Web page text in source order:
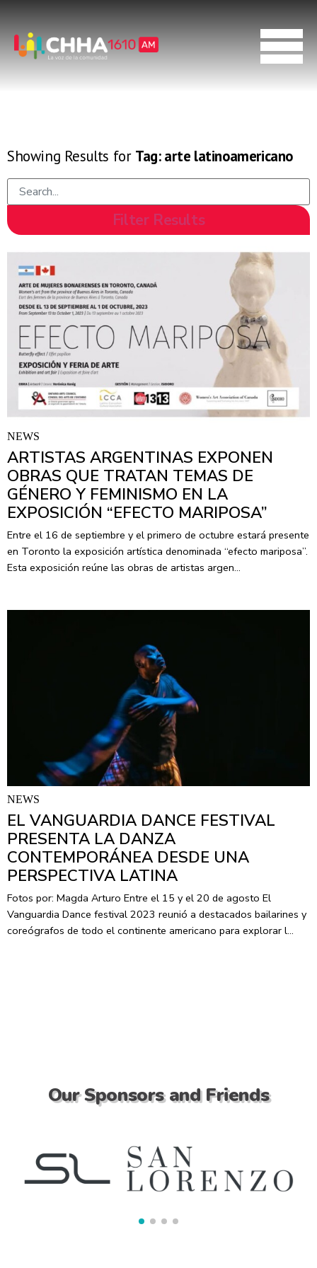
Showing Results for Tag:arte latinoamericano
NEWS
ARTISTAS ARGENTINAS EXPONEN
OBRAS QUE TRATAN TEMAS DE
GÉNERO Y FEMINISMO EN LA
EXPOSICIÓN “EFECTO MARIPOSA”
Entre el 16 de septiembre y el primero de octubre estará presente
en Toronto la exposición artística denominada “efecto mariposa”.
Esta exposición reúne las obras de artistas argen…
NEWS
EL VANGUARDIA DANCE FESTIVAL
PRESENTA LA DANZA
CONTEMPORÁNEA DESDE UNA
PERSPECTIVA LATINA
Fotos por: Magda Arturo Entre el 15 y el 20 de agosto El
Vanguardia Dance festival 2023 reunió a destacados bailarines y
coreógrafos de todo el continente americano para explorar l…
Our Sponsors and Friends